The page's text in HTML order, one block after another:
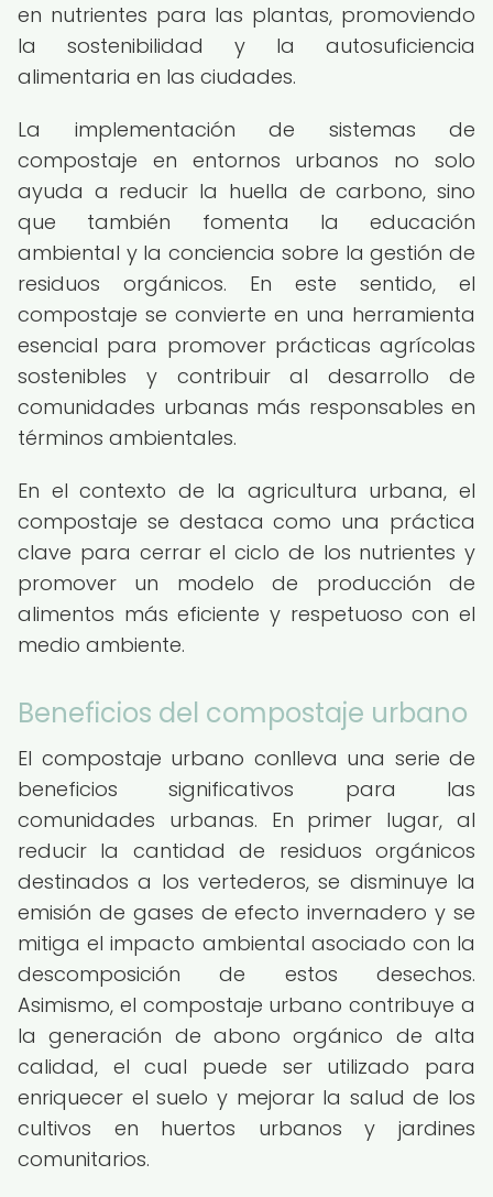
en nutrientes para las plantas, promoviendo
la sostenibilidad y la autosuficiencia
alimentaria en las ciudades.
La implementación de sistemas de
compostaje en entornos urbanos no solo
ayuda a reducir la huella de carbono, sino
que también fomenta la educación
ambiental y la conciencia sobre la gestión de
residuos orgánicos. En este sentido, el
compostaje se convierte en una herramienta
esencial para promover prácticas agrícolas
sostenibles y contribuir al desarrollo de
comunidades urbanas más responsables en
términos ambientales.
En el contexto de la agricultura urbana, el
compostaje se destaca como una práctica
clave para cerrar el ciclo de los nutrientes y
promover un modelo de producción de
alimentos más eficiente y respetuoso con el
medio ambiente.
Beneficios del compostaje urbano
El compostaje urbano conlleva una serie de
beneficios significativos para las
comunidades urbanas. En primer lugar, al
reducir la cantidad de residuos orgánicos
destinados a los vertederos, se disminuye la
emisión de gases de efecto invernadero y se
mitiga el impacto ambiental asociado con la
descomposición de estos desechos.
Asimismo, el compostaje urbano contribuye a
la generación de abono orgánico de alta
calidad, el cual puede ser utilizado para
enriquecer el suelo y mejorar la salud de los
cultivos en huertos urbanos y jardines
comunitarios.